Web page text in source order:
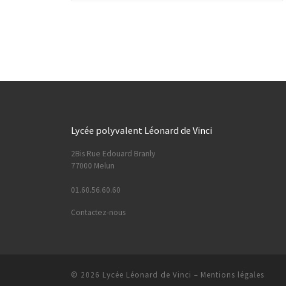
Lycée polyvalent Léonard de Vinci
2Bis Rue Edouard Branly
77000 Melun
01.60.56.60.60
Contactez-nous
© 2026 Lycée Léonard de Vinci – Mentions légales